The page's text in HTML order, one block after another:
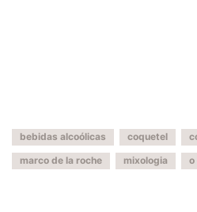
bebidas alcoólicas coquetel
marco de la roche
mixologia o